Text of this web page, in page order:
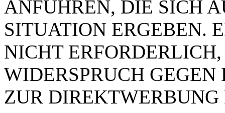
ANFÜHREN, DIE SICH
SITUATION ERGEBEN.
NICHT
WIDERSPRUCH
ZUR DIREKTWERBUNG